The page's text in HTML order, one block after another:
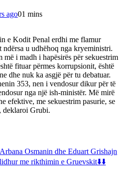
ago01 mins
e Kodit Penal erdhi me flamur
ndërsa u udhëhoq nga kryeministri.
i madh i hapësirës për sekuestrim
fituar përmes korrupsionit, është
dhe nuk ka asgjë për tu debatuar.
353, nen i vendosur dikur për të
nga një ish-ministër. Më mirë
efektive, me sekuestrim pasurie, se
deklaroi Grubi.
Osmanin dhe Eduart Grishajn
me rikthimin e Gruevskit⬇️⬇️